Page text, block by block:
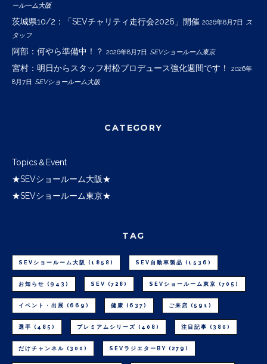
ールーム大阪
茨城県10/2：「SEVチャリティ走行会2026」開催 2026年8月7日 ス
タッフ
阿部：何やら準備中！？ 2026年8月7日 SEVショールーム東京
宮村：明日からスタッフ村松プロデュース強化週間です！
2026年
8月7日 SEVショールーム大阪
CATEGORY
Topics＆Event
★SEVショールーム大阪★
★SEVショールーム東京★
TAG
SEVショールーム大阪 (1858) SEV自動車製品 (1536)
お知らせ (943) SEV (728) SEVショールーム東京 (705)
イベント・出展 (669) 健康 (637) ご来店 (591)
選手 (485) プレミアムシリーズ (408) 注目記事 (380)
だけチャンネル (300) SEVラジエターBY (279)